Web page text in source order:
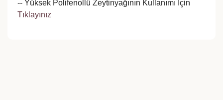
-- Yüksek Polifenollü Zeytinyağının Kullanımı İçin
Tıklayınız